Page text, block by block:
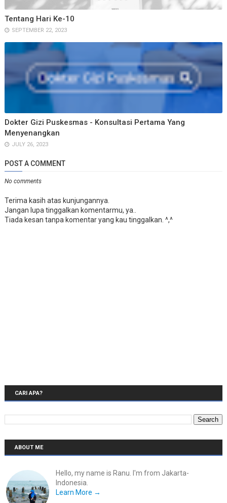
Tentang Hari Ke-10
SEPTEMBER 22, 2023
Dokter Gizi Puskesmas - Konsultasi Pertama Yang
Menyenangkan
JULY 26, 2023
POST A COMMENT
No comments
Terima kasih atas kunjungannya.
Jangan lupa tinggalkan komentarmu, ya..
Tiada kesan tanpa komentar yang kau tinggalkan. ^,^
CARI APA?
ABOUT ME
Hello, my name is Ranu. I'm from Jakarta-
Indonesia.
Learn More →